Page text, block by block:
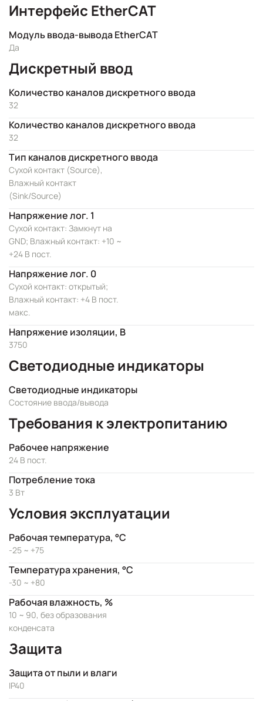
Интерфейс EtherCAT
Модуль ввода-вывода EtherCAT
Да
Дискретный ввод
Количество каналов дискретного ввода
32
Количество каналов дискретного ввода
32
Тип каналов дискретного ввода
Сухой контакт (Source),
Влажный контакт
(Sink/Source)
Напряжение лог. 1
Сухой контакт: Замкнут на
GND; Влажный контакт: +10 ~
+24 В пост.
Напряжение лог. 0
Сухой контакт: открытый;
Влажный контакт: +4 В пост.
макс.
Напряжение изоляции, В
3750
Светодиодные индикаторы
Светодиодные индикаторы
Состояние ввода/вывода
Требования к электропитанию
Рабочее напряжение
24 В пост.
Потребление тока
3 Вт
Условия эксплуатации
Рабочая температура, °C
-25 ~ +75
Температура хранения, °C
-30 ~ +80
Рабочая влажность, %
10 ~ 90, без образования
конденсата
Защита
Защита от пыли и влаги
IP40